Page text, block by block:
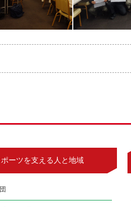
ポーツを支える人と地域